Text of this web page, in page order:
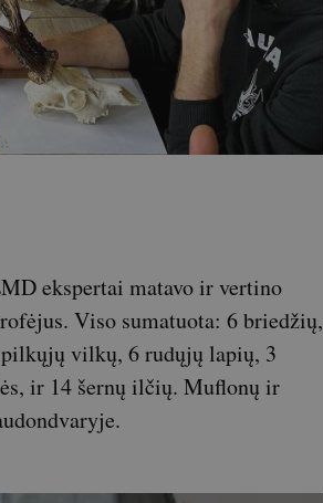
ekspertai matavo ir vertino
Viso sumatuota: 6 briedžių,
vilkų, 6 rudųjų lapių, 3
ir 14 šernų ilčių. Muflonų ir